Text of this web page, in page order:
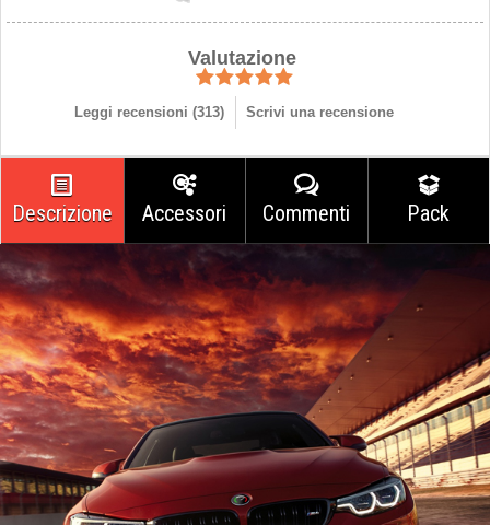
Valutazione
Leggi recensioni (313) Scrivi una recensione
Descrizione Accessori Commenti Pack